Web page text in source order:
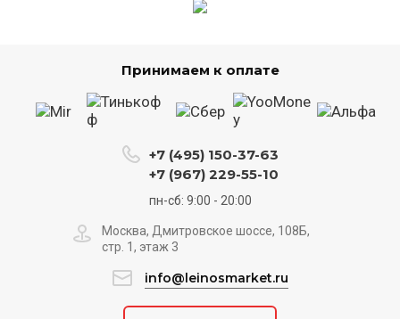
Принимаем к оплате
+7 (495) 150-37-63
+7 (967) 229-55-10
пн-сб: 9:00 - 20:00
Москва, Дмитровское шоссе, 108Б,
стр. 1, этаж 3
info@leinosmarket.ru